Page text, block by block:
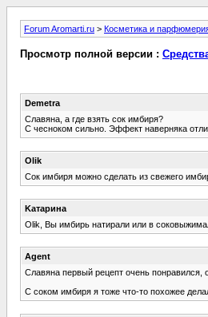
Forum Aromarti.ru > Косметика и
Просмотр полной версии :
Demetra
Славяна, а где взять сок имбиря?
С чесноком сильно. Эффект наверняка
Olik
Сок имбиря можно сделать из свежего
Kатарина
Olik, Вы имбирь натирали или в
Agent
Славяна первый рецепт очень понравился,
С соком имбиря я тоже что-то похожее